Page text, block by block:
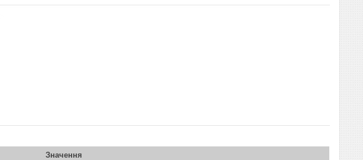
Значення